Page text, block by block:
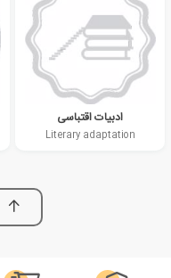
ادبیات اقتباسی
Literary adaptation